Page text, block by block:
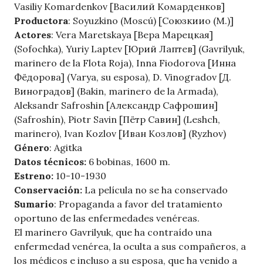
Vasiliy Komardenkov [Василий Комарденков]
Productora: Soyuzkino (Moscú) [Союзкиио (М.)]
Actores: Vera Maretskaya [Вера Марецкая]
(Sofochka), Yuriy Laptev [Юрий Лаптев] (Gavrilyuk,
marinero de la Flota Roja), Inna Fiodorova [Инна
Фёдорова] (Varya, su esposa), D. Vinogradov [Д.
Виноградов] (Bakin, marinero de la Armada),
Aleksandr Safroshin [Александр Сафрошин]
(Safroshín), Piotr Savin [Пётр Савин] (Leshch,
marinero), Ivan Kozlov [Иван Козлов] (Ryzhov)
Género: Agitka
Datos técnicos: 6 bobinas, 1600 m.
Estreno: 10-10-1930
Conservación: La película no se ha conservado
Sumario: Propaganda a favor del tratamiento
oportuno de las enfermedades venéreas.
El marinero Gavrilyuk, que ha contraído una
enfermedad venérea, la oculta a sus compañeros, a
los médicos e incluso a su esposa, que ha venido a